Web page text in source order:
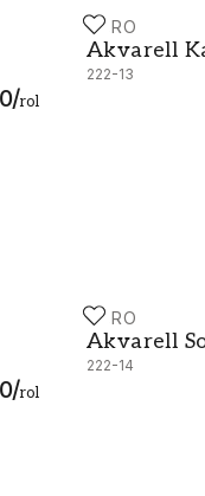
/rol
DURO
Akvarell
222-13
Akvarell Kalk
/rol
DURO
Akvarell
222-14
Akvarell